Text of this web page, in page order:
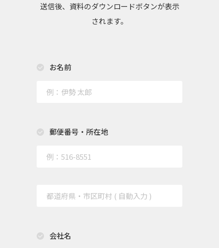
送信後、資料のダウンロードボタンが表示
されます。
お名前
郵便番号・所在地
会社名